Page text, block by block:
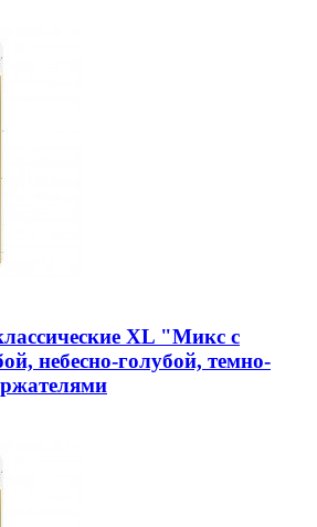
XL "Микс с
небесно-голубой, темно-